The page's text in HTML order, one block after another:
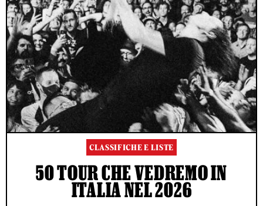
CLASSIFICHE E LISTE
50 TOUR CHE VEDREMO IN
ITALIA NEL 2026